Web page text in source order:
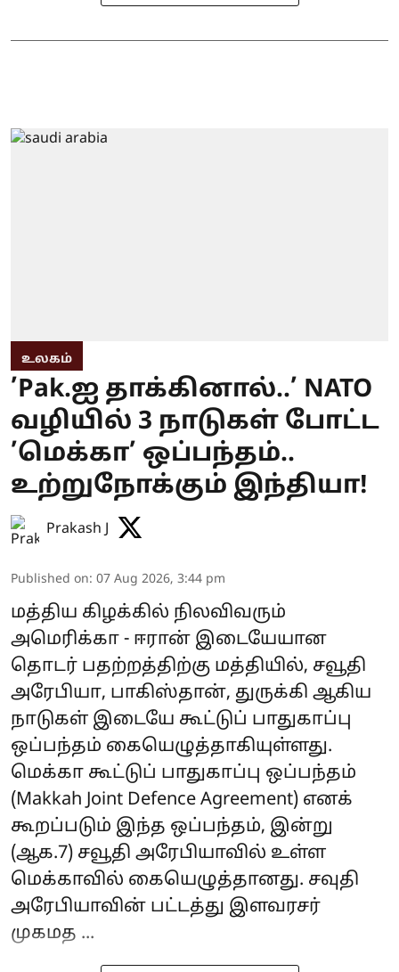
உலகம்
’Pak.ஐ தாக்கினால்..’ NATO
வழியில் 3 நாடுகள் போட்ட
’மெக்கா’ ஒப்பந்தம்..
உற்றுநோக்கும் இந்தியா!
Prakash J
Published on: 07 Aug 2026, 3:44 pm
மத்திய கிழக்கில் நிலவிவரும்
அமெரிக்கா - ஈரான் இடையேயான
தொடர் பதற்றத்திற்கு மத்தியில், சவூதி
அரேபியா, பாகிஸ்தான், துருக்கி ஆகிய
நாடுகள் இடையே கூட்டுப் பாதுகாப்பு
ஒப்பந்தம் கையெழுத்தாகியுள்ளது.
மெக்கா கூட்டுப் பாதுகாப்பு ஒப்பந்தம்
(Makkah Joint Defence Agreement) எனக்
கூறப்படும் இந்த ஒப்பந்தம், இன்று
(ஆக.7) சவூதி அரேபியாவில் உள்ள
மெக்காவில் கையெழுத்தானது. சவுதி
அரேபியாவின் பட்டத்து இளவரசர்
முகமத ...